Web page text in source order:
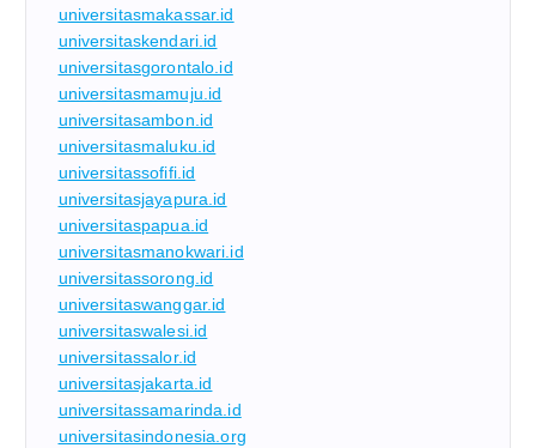
universitasmakassar.id
universitaskendari.id
universitasgorontalo.id
universitasmamuju.id
universitasambon.id
universitasmaluku.id
universitassofifi.id
universitasjayapura.id
universitaspapua.id
universitasmanokwari.id
universitassorong.id
universitaswanggar.id
universitaswalesi.id
universitassalor.id
universitasjakarta.id
universitassamarinda.id
universitasindonesia.org